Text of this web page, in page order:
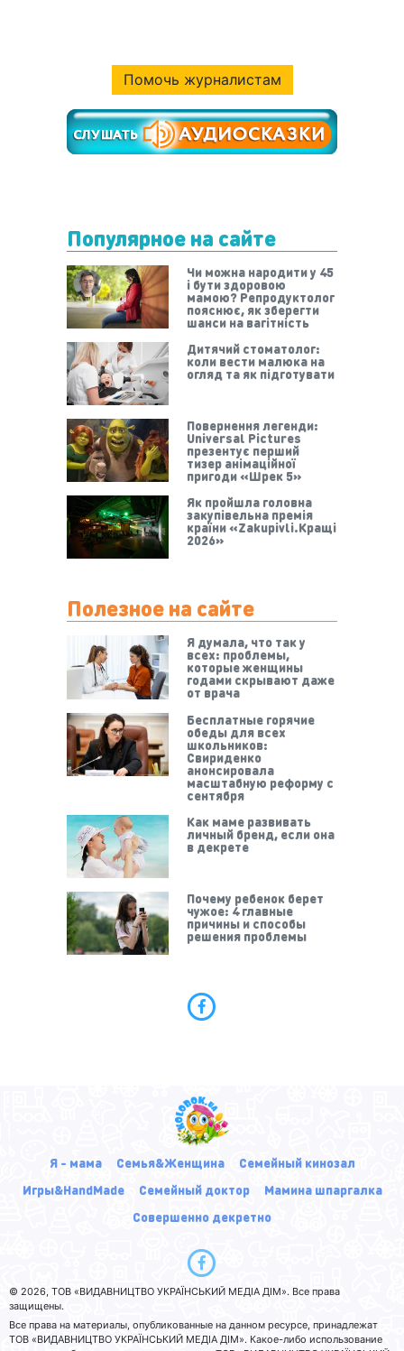
Помочь журналистам
Популярное на сайте
Чи можна народити у 45
і бути здоровою
мамою? Репродуктолог
пояснює, як зберегти
шанси на вагітність
Дитячий стоматолог:
коли вести малюка на
огляд та як підготувати
Повернення легенди:
Universal Pictures
презентує перший
тизер анімаційної
пригоди «Шрек 5»
Як пройшла головна
закупівельна премія
країни «Zakupivli.Кращі
2026»
Полезное на сайте
Я думала, что так у
всех: проблемы,
которые женщины
годами скрывают даже
от врача
Бесплатные горячие
обеды для всех
школьников:
Свириденко
анонсировала
масштабную реформу с
сентября
Как маме развивать
личный бренд, если она
в декрете
Почему ребенок берет
чужое: 4 главные
причины и способы
решения проблемы
Я - мама Семья&Женщина
Семейный кинозал
Игры&HandMade
Семейный доктор
Мамина шпаргалка
Совершенно декретно
© 2026, ТОВ «ВИДАВНИЦТВО УКРАЇНСЬКИЙ МЕДІА ДІМ». Все права
защищены.
Все права на материалы, опубликованные на данном ресурсе, принадлежат
ТОВ «ВИДАВНИЦТВО УКРАЇНСЬКИЙ МЕДІА ДІМ». Какое-либо использование